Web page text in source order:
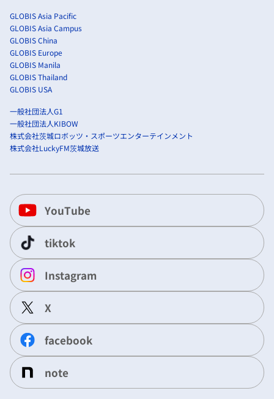
GLOBIS Asia Pacific
GLOBIS Asia Campus
GLOBIS China
GLOBIS Europe
GLOBIS Manila
GLOBIS Thailand
GLOBIS USA
一般社団法人G1
一般社団法人KIBOW
株式会社茨城ロボッツ・スポーツエンターテインメント
株式会社LuckyFM茨城放送
YouTube
tiktok
Instagram
X
facebook
note